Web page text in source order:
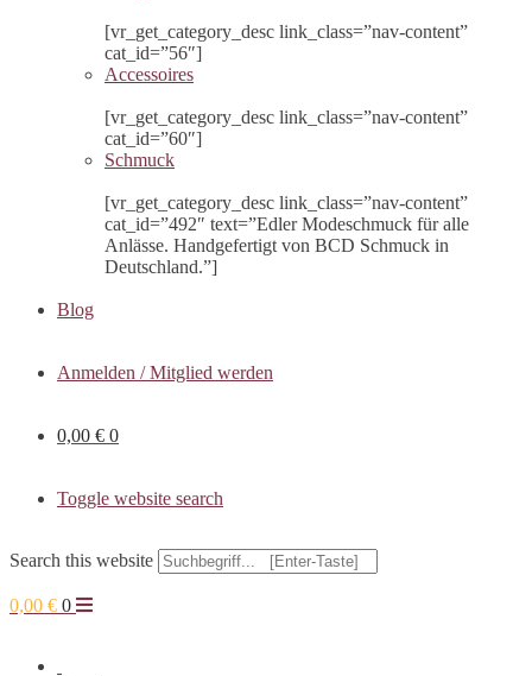
[vr_get_category_desc link_class=”nav-content”
cat_id=”56″]
Accessoires
[vr_get_category_desc link_class=”nav-content”
cat_id=”60″]
Schmuck
[vr_get_category_desc link_class=”nav-content”
cat_id=”492″ text=”Edler Modeschmuck für alle
Anlässe. Handgefertigt von BCD Schmuck in
Deutschland.”]
Blog
Anmelden / Mitglied werden
0,00 € 0
Toggle website search
Search this website
0,00 € 0